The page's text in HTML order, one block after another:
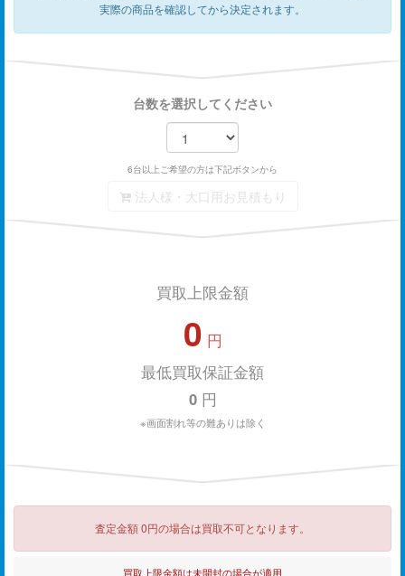
実際の商品を確認してから決定されます。
台数を選択してください
6台以上ご希望の方は下記ボタンから
法人様・大口用お見積もり
買取上限金額
0 円
最低買取保証金額
0円
※画面割れ等の難ありは除く
査定金額 0円の場合は買取不可となります。
買取上限金額は未開封の場合が適用